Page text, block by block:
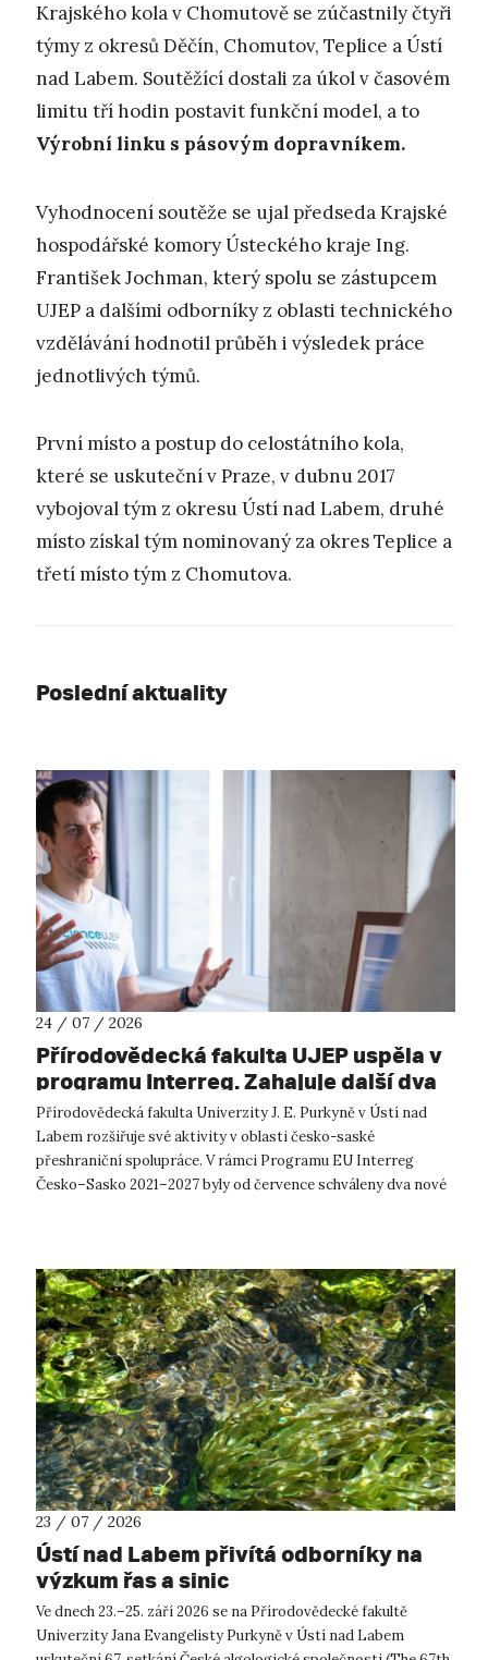
Krajského kola v Chomutově se zúčastnily čtyři
týmy z okresů Děčín, Chomutov, Teplice a Ústí
nad Labem. Soutěžící dostali za úkol v časovém
limitu tří hodin postavit funkční model, a to
Výrobní linku s pásovým dopravníkem.
Vyhodnocení soutěže se ujal předseda Krajské
hospodářské komory Ústeckého kraje Ing.
František Jochman, který spolu se zástupcem
UJEP a dalšími odborníky z oblasti technického
vzdělávání hodnotil průběh i výsledek práce
jednotlivých týmů.
První místo a postup do celostátního kola,
které se uskuteční v Praze, v dubnu 2017
vybojoval tým z okresu Ústí nad Labem, druhé
místo získal tým nominovaný za okres Teplice a
třetí místo tým z Chomutova.
Poslední aktuality
24 / 07 / 2026
Přírodovědecká fakulta UJEP uspěla v
programu Interreg. Zahajuje další dva
přeshraniční projekty se saskými
partnery
Přírodovědecká fakulta Univerzity J. E. Purkyně v Ústí nad
Labem rozšiřuje své aktivity v oblasti česko-saské
přeshraniční spolupráce. V rámci Programu EU Interreg
Česko–Sasko 2021–2027 byly od července schváleny dva nové
23 / 07 / 2026
Ústí nad Labem přivítá odborníky na
výzkum řas a sinic
Ve dnech 23.–25. září 2026 se na Přírodovědecké fakultě
Univerzity Jana Evangelisty Purkyně v Ústí nad Labem